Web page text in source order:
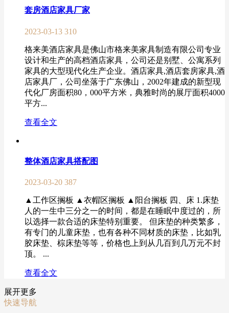
套房酒店家具厂家
2023-03-13 310
格来美酒店家具是佛山市格来美家具制造有限公司专业
设计和生产的高档酒店家具，公司还是别墅、公寓系列
家具的大型现代化生产企业。酒店家具,酒店套房家具,酒
店家具厂，公司坐落于广东佛山，2002年建成的新型现
代化厂房面积80，000平方米，典雅时尚的展厅面积4000
平方...
查看全文
整体酒店家具搭配图
2023-03-20 387
▲工作区搁板 ▲衣帽区搁板 ▲阳台搁板 四、床 1.床垫
人的一生中三分之一的时间，都是在睡眠中度过的，所
以选择一款合适的床垫特别重要。 但床垫的种类繁多，
有专门的儿童床垫，也有各种不同材质的床垫，比如乳
胶床垫、棕床垫等等，价格也上到从几百到几万元不封
顶。 ...
查看全文
展开更多
快速导航